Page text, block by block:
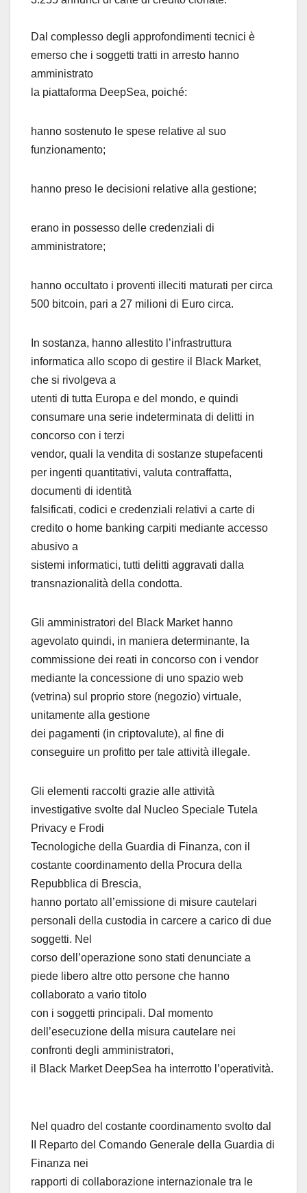
Dal complesso degli approfondimenti tecnici è
emerso che i soggetti tratti in arresto hanno
amministrato
la piattaforma DeepSea, poiché:
hanno sostenuto le spese relative al suo
funzionamento;
hanno preso le decisioni relative alla gestione;
erano in possesso delle credenziali di
amministratore;
hanno occultato i proventi illeciti maturati per circa
500 bitcoin, pari a 27 milioni di Euro circa.
In sostanza, hanno allestito l’infrastruttura
informatica allo scopo di gestire il Black Market,
che si rivolgeva a
utenti di tutta Europa e del mondo, e quindi
consumare una serie indeterminata di delitti in
concorso con i terzi
vendor, quali la vendita di sostanze stupefacenti
per ingenti quantitativi, valuta contraffatta,
documenti di identità
falsificati, codici e credenziali relativi a carte di
credito o home banking carpiti mediante accesso
abusivo a
sistemi informatici, tutti delitti aggravati dalla
transnazionalità della condotta.
Gli amministratori del Black Market hanno
agevolato quindi, in maniera determinante, la
commissione dei reati in concorso con i vendor
mediante la concessione di uno spazio web
(vetrina) sul proprio store (negozio) virtuale,
unitamente alla gestione
dei pagamenti (in criptovalute), al fine di
conseguire un profitto per tale attività illegale.
Gli elementi raccolti grazie alle attività
investigative svolte dal Nucleo Speciale Tutela
Privacy e Frodi
Tecnologiche della Guardia di Finanza, con il
costante coordinamento della Procura della
Repubblica di Brescia,
hanno portato all’emissione di misure cautelari
personali della custodia in carcere a carico di due
soggetti. Nel
corso dell’operazione sono stati denunciate a
piede libero altre otto persone che hanno
collaborato a vario titolo
con i soggetti principali. Dal momento
dell’esecuzione della misura cautelare nei
confronti degli amministratori,
il Black Market DeepSea ha interrotto l’operatività.
Nel quadro del costante coordinamento svolto dal
II Reparto del Comando Generale della Guardia di
Finanza nei
rapporti di collaborazione internazionale tra le